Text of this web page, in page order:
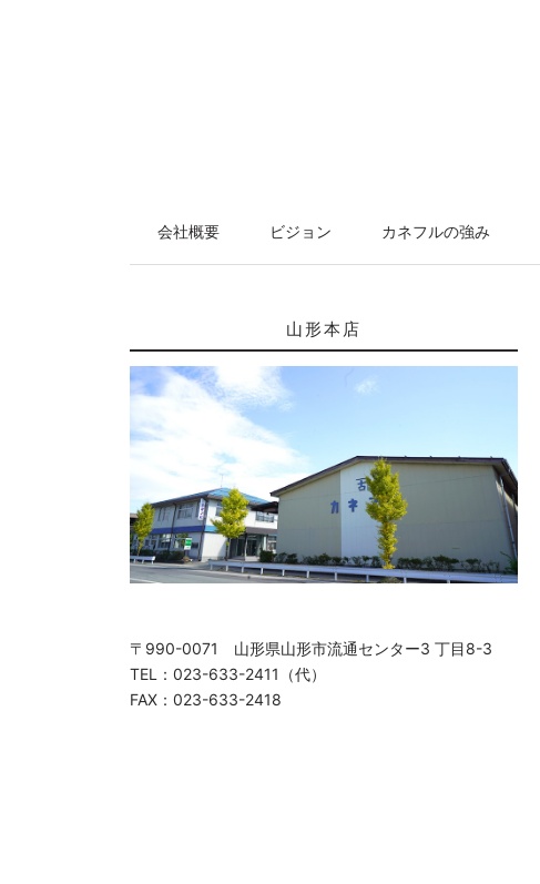
会社概要 ビジョン カネフルの強み
山形本店
〒990-0071 山形県山形市流通センター3 丁目8-3
TEL：023-633-2411（代）
FAX：023-633-2418